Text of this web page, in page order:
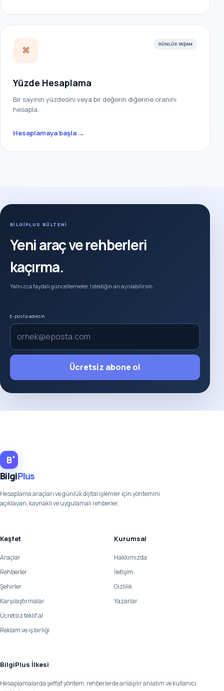
⌘
GÜNLÜK YAŞAM
Yüzde Hesaplama
Bir sayının yüzdesini veya bir değerin diğerine oranını
hesapla.
Hesaplamaya başla →
BİLGİPLUS BÜLTENİ
Yeni araç ve rehberleri
kaçırma.
Yalnızca faydalı güncellemeler. İstediğin an ayrılabilirsin.
E-posta adresin
Ücretsiz abone ol
B+
BilgiPlus
Hesaplama araçları ve günlük dijital işlemler için yöntemini
açıklayan, kaynaklı ve uygulamalı rehberler.
Keşfet
Araçlar
Rehberler
Şehirler
Karşılaştırmalar
Ücretsiz teklif al
Reklam ve iş birliği
Kurumsal
Hakkımızda
İletişim
Gizlilik
Yazarlar
BilgiPlus İlkesi
Hesaplamalarda şeffaf yöntem, rehberlerde anlaşılır anlatım ve kullanıcı